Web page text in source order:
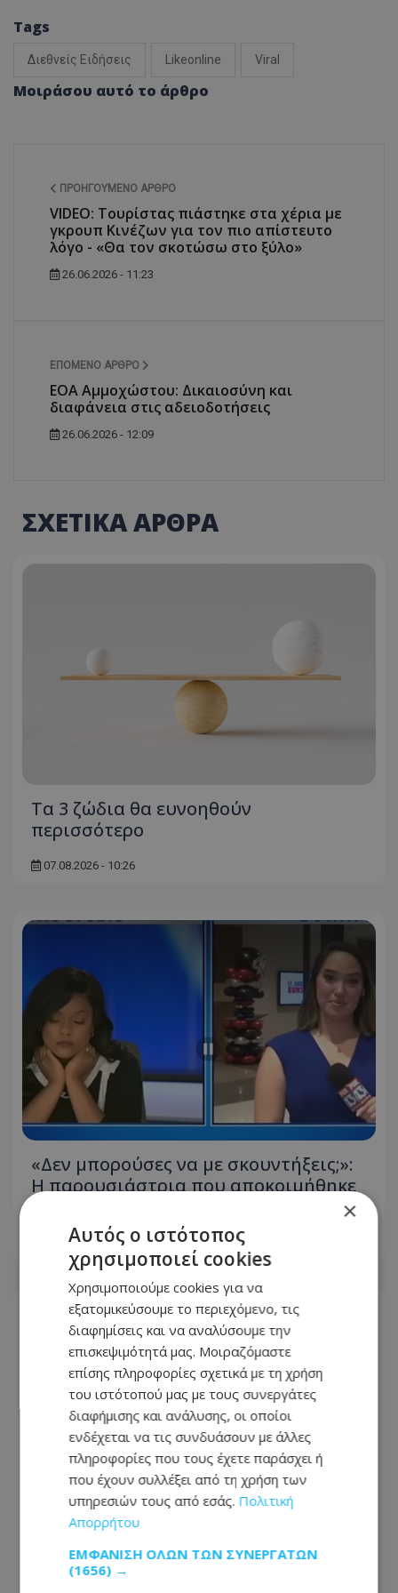
Tags
Διεθνείς Ειδήσεις Likeonline Viral
Μοιράσου αυτό το άρθρο
ΠΡΟΗΓΟΎΜΕΝΟ ΆΡΘΡΟ
VIDEO: Τουρίστας πιάστηκε στα χέρια με
γκρουπ Κινέζων για τον πιο απίστευτο
λόγο - «Θα τον σκοτώσω στο ξύλο»
26.06.2026 - 11:23
ΕΠΌΜΕΝΟ ΆΡΘΡΟ
ΕΟΑ Αμμοχώστου: Δικαιοσύνη και
διαφάνεια στις αδειοδοτήσεις
26.06.2026 - 12:09
ΣΧΕΤΙΚΑ ΑΡΘΡΑ
Τα 3 ζώδια θα ευνοηθούν
περισσότερο
07.08.2026 - 10:26
«Δεν μπορούσες να με σκουντήξεις;»:
Η παρουσιάστρια που αποκοιμήθηκε
07.08.2026 - 09:21
«καίει» όσο 65 ψυγεία: Σχεδόν 5.000
watt την ώρα
×
Αυτός ο ιστότοπος
χρησιμοποιεί cookies
Χρησιμοποιούμε cookies για να
εξατομικεύσουμε το περιεχόμενο, τις
διαφημίσεις και να αναλύσουμε την
επισκεψιμότητά μας. Μοιραζόμαστε
επίσης πληροφορίες σχετικά με τη χρήση
του ιστότοπού μας με τους συνεργάτες
διαφήμισης και ανάλυσης, οι οποίοι
ενδέχεται να τις συνδυάσουν με άλλες
πληροφορίες που τους έχετε παράσχει ή
που έχουν συλλέξει από τη χρήση των
υπηρεσιών τους από εσάς. Πολιτική
Απορρήτου
ΕΜΦΆΝΙΣΗ ΌΛΩΝ ΤΩΝ ΣΥΝΕΡΓΑΤΏΝ
(1656) →